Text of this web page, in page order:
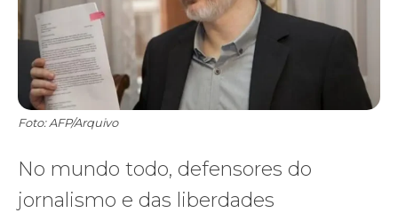
Foto: AFP/Arquivo
No mundo todo, defensores do
jornalismo e das liberdades